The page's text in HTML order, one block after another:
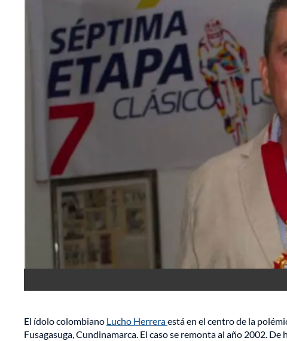
El ídolo colombiano Lucho Herreraestá en el centro de la
Fusagasuga, Cundinamarca. El caso se remonta al año 2002.